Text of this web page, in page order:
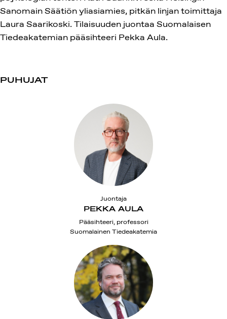
Sanomain Säätiön yliasiamies, pitkän linjan toimittaja
Laura Saarikoski. Tilaisuuden juontaa Suomalaisen
Tiedeakatemian pääsihteeri Pekka Aula.
PUHUJAT
PEKKA AULA
Juontaja
Pääsihteeri, professori
Suomalainen Tiedeakatemia